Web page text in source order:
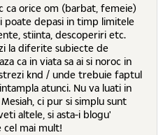
ca orice om (barbat, femeie)
poate depasi in timp limitele
stiinta, descoperiri etc.
la diferite subiecte de
ca in viata sa ai si noroc in
knd / unde trebuie faptul
atunci. Nu va luati in
ci pur si simplu sunt
altele, si asta-i blogu'
cel mai mult!